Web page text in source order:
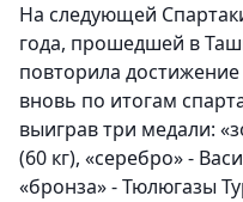
На следующей
года, прошедшей в
повторила
вновь по итогам
выиграв три медали:
(60 кг), «серебро» -
«бронза» - Тюлюгазы